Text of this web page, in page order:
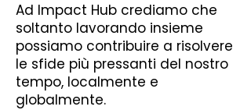
Ad Impact Hub crediamo che
soltanto lavorando insieme
possiamo contribuire a risolvere
le sfide più pressanti del nostro
tempo, localmente e
globalmente.